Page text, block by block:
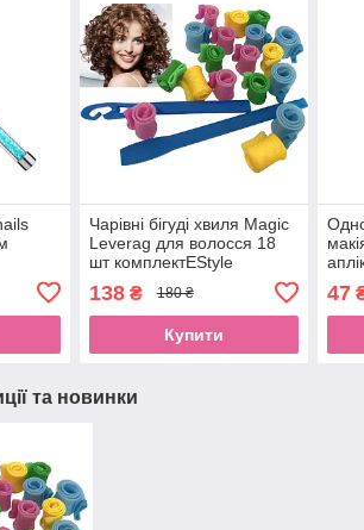
Чарівні бігуді хвиля Magic
Leverag для волосся 18
шт комплектEStyle
138₴ 180 ₴
Купити
47
та новинки